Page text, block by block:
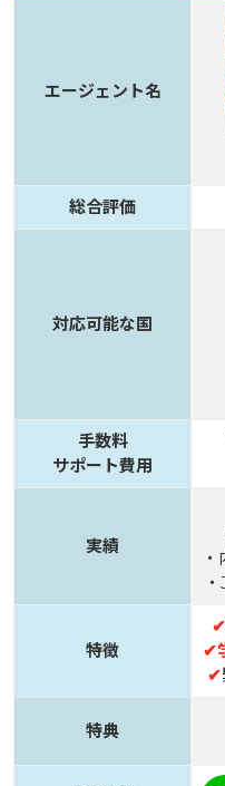
エージェント名
総合評価
対応可能な国
手数料
サポート費用
実績
特徴
✔
✔
✔
特典